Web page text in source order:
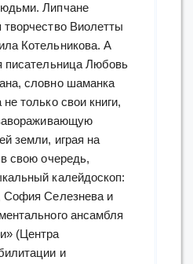
Липчане
Виолетты
Котельникова. А
писательница Любовь
словно шаманка
только свои книги,
земли, играя на
свою очередь,
калейдоскоп:
София Селезнева и
ансамбля
(Центра
и